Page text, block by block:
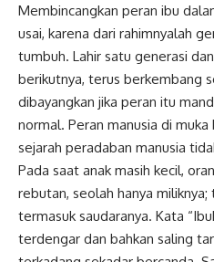
Membincangkan peran ibu
usai, karena dari rahimnyalah
tumbuh. Lahir satu generasi
berikutnya, terus berkembang
dibayangkan jika peran itu
normal. Peran manusia di
sejarah peradaban manusia
Pada saat anak masih kecil,
rebutan, seolah hanya
termasuk saudaranya. Kata
terdengar dan bahkan saling